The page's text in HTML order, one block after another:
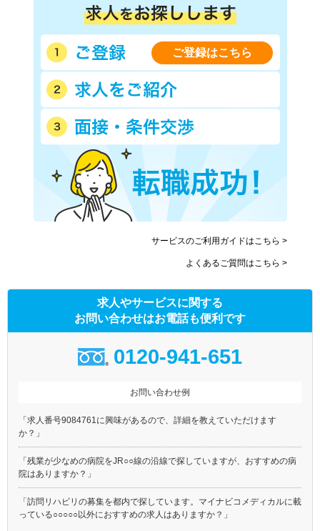
ご登録はこちら
サービスのご利用ガイドはこちら >
よくあるご質問はこちら >
求人やサービスに関する
お問い合わせはお電話も便利です
0120-941-651
お問い合わせ例
「求人番号9084761に興味があるので、詳細を教えていただけます
か？」
「残業が少なめの病院をJR○○線の沿線で探していますが、おすすめの病
院はありますか？」
「訪問リハビリの募集を都内で探しています。マイナビコメディカルに載
っている○○○○○以外におすすめの求人はありますか？」